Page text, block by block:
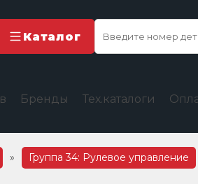
Каталог
Бренды Тех.каталоги
» Группа 34: Рулевое управление